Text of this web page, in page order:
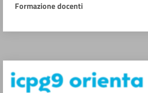
Formazione docenti